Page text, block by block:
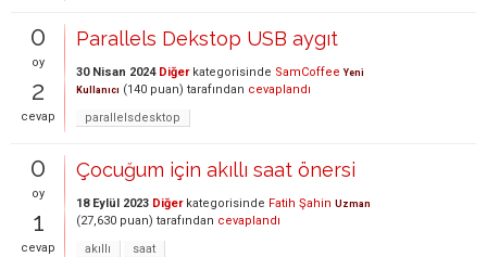
0
oy
2
cevap
Parallels Dekstop USB aygıt
30 Nisan 2024 Diğerkategorisinde SamCoffee Yeni
Kullanıcı (140 puan) tarafından cevaplandı
parallelsdesktop
0
oy
1
cevap
Çocuğum için akıllı saat önersi
18 Eylül 2023 Diğerkategorisinde Fatih Şahin Uzman
(27,630 puan) tarafından cevaplandı
akıllı
saat